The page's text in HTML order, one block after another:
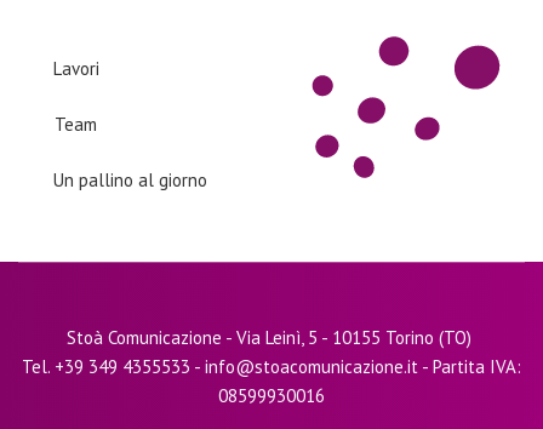
Lavori
Team
Un pallino al giorno
Stoà Comunicazione - Via Leinì, 5 - 10155 Torino (TO)
Tel. +39 349 4355533 - info@stoacomunicazione.it - Partita IVA:
08599930016